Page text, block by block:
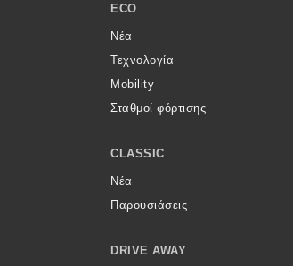
ECO
Νέα
Τεχνολογία
Mobility
Σταθμοί φόρτισης
CLASSIC
Νέα
Παρουσιάσεις
DRIVE AWAY